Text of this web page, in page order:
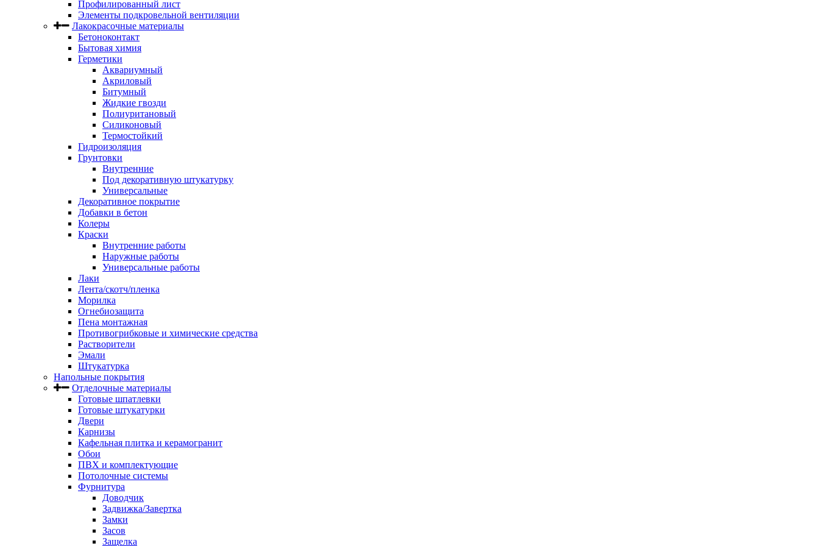
Профилированный лист
Элементы подкровельной вентиляции
Лакокрасочные материалы
Бетоноконтакт
Бытовая химия
Герметики
Аквариумный
Акриловый
Битумный
Жидкие гвозди
Полиуритановый
Силиконовый
Термостойкий
Гидроизоляция
Грунтовки
Внутренние
Под декоративную штукатурку
Универсальные
Декоративное покрытие
Добавки в бетон
Колеры
Краски
Внутренние работы
Наружные работы
Универсальные работы
Лаки
Лента/скотч/пленка
Морилка
Огнебиозащита
Пена монтажная
Противогрибковые и химические средства
Растворители
Эмали
Штукатурка
Напольные покрытия
Отделочные материалы
Готовые шпатлевки
Готовые штукатурки
Двери
Карнизы
Кафельная плитка и керамогранит
Обои
ПВХ и комплектующие
Потолочные системы
Фурнитура
Доводчик
Задвижка/Завертка
Замки
Засов
Защелка